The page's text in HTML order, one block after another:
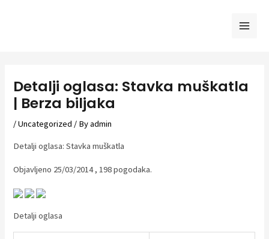
Detalji oglasa: Stavka muškatla
| Berza biljaka
/Uncategorized / Byadmin
Detalji oglasa: Stavka muškatla
Objavljeno 25/03/2014 , 198 pogodaka.
Detalji oglasa